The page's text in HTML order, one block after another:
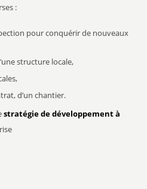
:
pour conquérir de nouveaux
structure locale,
d’un chantier.
stratégie de développement à